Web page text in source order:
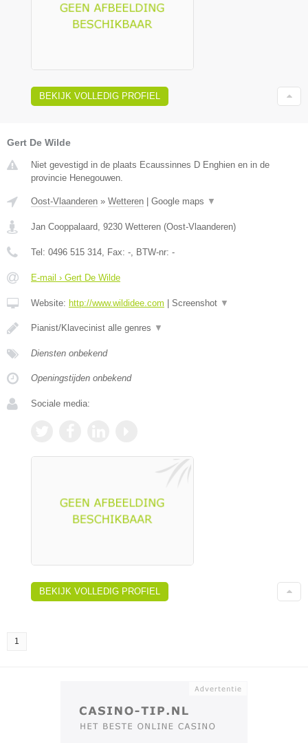
BEKIJK VOLLEDIG PROFIEL
Gert De Wilde
Niet gevestigd in de plaats Ecaussinnes D Enghien en in de
provincie Henegouwen.
Oost-Vlaanderen » Wetteren Google maps ▼
Jan Cooppalaard, 9230 Wetteren (Oost-Vlaanderen)
Tel: 0496 515 314, Fax: -, BTW-nr: -
E-mail › Gert De Wilde
Website: http://www.wildidee.com Screenshot ▼
Pianist/Klavecinist alle genres ▼
Diensten onbekend
Openingstijden onbekend
Sociale media:
BEKIJK VOLLEDIG PROFIEL
1